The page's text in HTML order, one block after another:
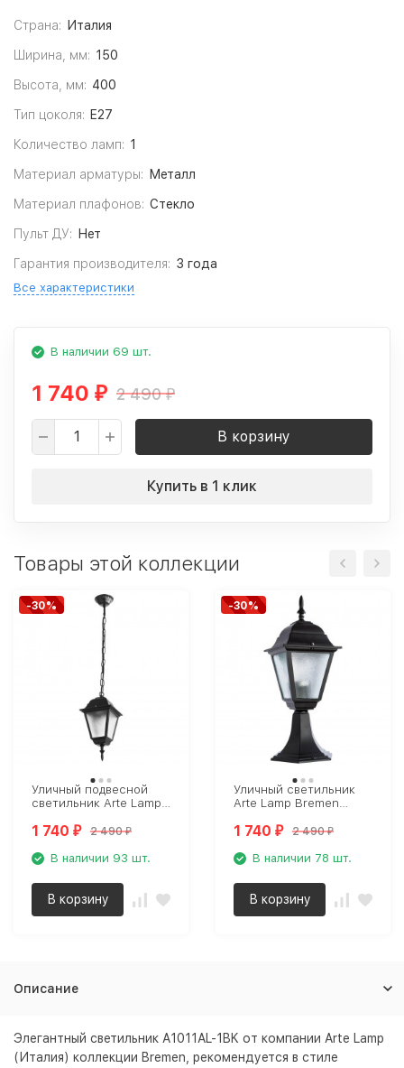
Страна: Италия
Ширина, мм: 150
Высота, мм: 400
Тип цоколя: E27
Количество ламп: 1
Материал арматуры: Металл
Материал плафонов: Стекло
Пульт ДУ: Нет
Гарантия производителя: 3 года
Все характеристики
В наличии 69 шт.
1 740 ₽ 2 490₽
В корзину
Купить в 1 клик
Товары этой коллекции
-30%
Уличный подвесной
светильник Arte Lamp
1 740 ₽ 2 490₽
В наличии 93 шт.
В корзину
-30%
Уличный светильник
Arte Lamp Bremen
1 740 ₽ 2 490₽
В наличии 78 шт.
В корзину
Описание
Элегантный светильник A1011AL-1BK от компании Arte Lamp
(Италия) коллекции Bremen, рекомендуется в стиле